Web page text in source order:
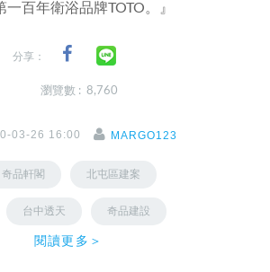
一百年衛浴品牌TOTO。』
分享：
瀏覽數 : 8,760
03-26 16:00 MARGO123
奇品軒閣 北屯區建案
台中透天 奇品建設
閱讀更多＞